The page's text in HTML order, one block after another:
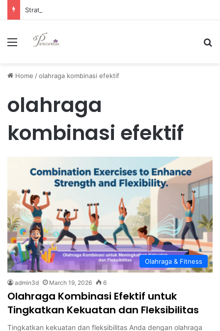
Menu
Home /olahraga kombinasi efektif
olahraga
kombinasi efektif
Olahraga & Fitness
admin3d March 19, 2026 6
Olahraga Kombinasi Efektif untuk
Tingkatkan Kekuatan dan Fleksibilitas
Tingkatkan kekuatan dan fleksibilitas Anda dengan olahraga